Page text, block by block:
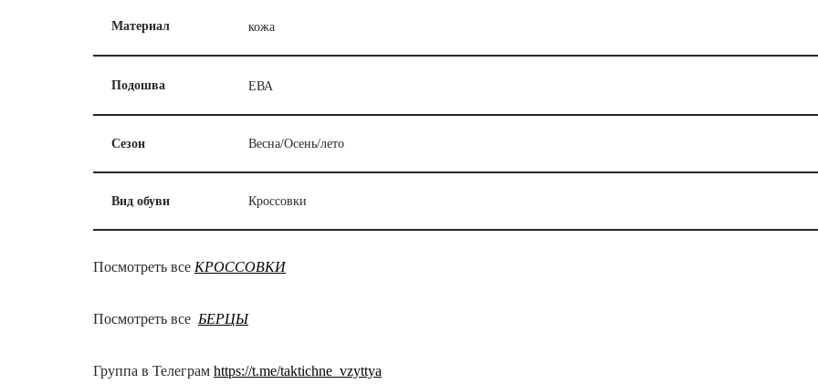
Материал кожа
Подошва ЕВА
Сезон Весна/Осень/лето
Вид обуви Кроссовки
Посмотреть все КРОССОВКИ
Посмотреть все БЕРЦЫ
Группа в Телеграм https://t.me/taktichne_vzyttya